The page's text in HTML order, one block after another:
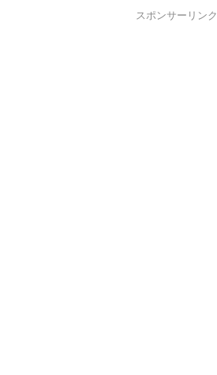
スポンサーリンク